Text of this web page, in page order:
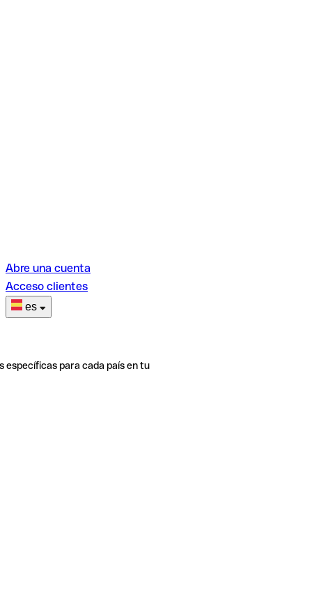
Abre una cuenta
Acceso clientes
es
específicas para cada país en tu